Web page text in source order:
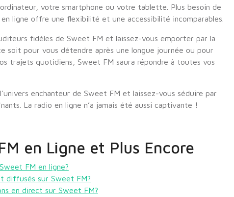
votre smartphone ou votre tablette. Plus besoin de
ligne offre une flexibilité et une accessibilité incomparables.
fidèles de Sweet FM et laissez-vous emporter par la
soit pour vous détendre après une longue journée ou pour
trajets quotidiens, Sweet FM saura répondre à toutes vos
enchanteur de Sweet FM et laissez-vous séduire par
La radio en ligne n’a jamais été aussi captivante !
en Ligne et Plus Encore
FM en ligne?
diffusés sur Sweet FM?
en direct sur Sweet FM?